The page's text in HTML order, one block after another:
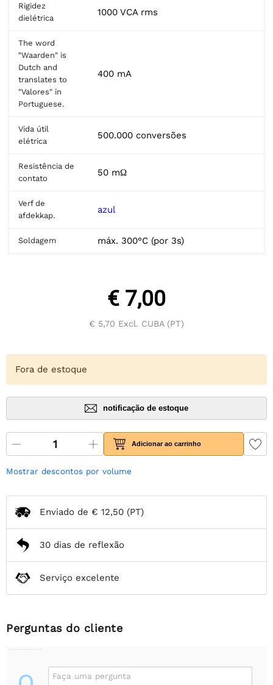
Rigidez
dielétrica
1000 VCA rms
The word
"Waarden" is
Dutch and
translates to
"Valores" in
Portuguese.
400 mA
Vida útil
elétrica
500.000 conversões
Resistência de
contato
50 mΩ
Verf de
afdekkap.
azul
Soldagem máx. 300°C (por 3s)
€ 7,00
€ 5,70 Excl. CUBA (PT)
Fora de estoque
notificação de estoque
Adicionar ao carrinho
Mostrar descontos por volume
Enviado de € 12,50 (PT)
30 dias de reflexão
Serviço excelente
Perguntas do cliente
Faça uma pergunta